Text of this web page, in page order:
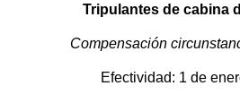
Tripulantes de cabina
Compensación
Efectividad: 1 de